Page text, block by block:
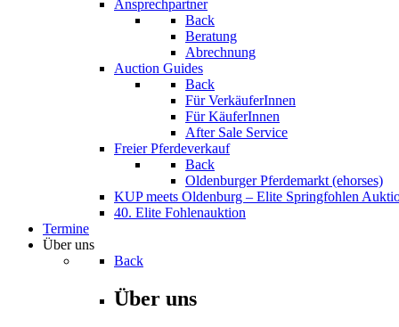
Ansprechpartner
Back
Beratung
Abrechnung
Auction Guides
Back
Für VerkäuferInnen
Für KäuferInnen
After Sale Service
Freier Pferdeverkauf
Back
Oldenburger Pferdemarkt (ehorses)
KUP meets Oldenburg – Elite Springfohlen
40. Elite Fohlenauktion
Termine
Über uns
Back
Über uns